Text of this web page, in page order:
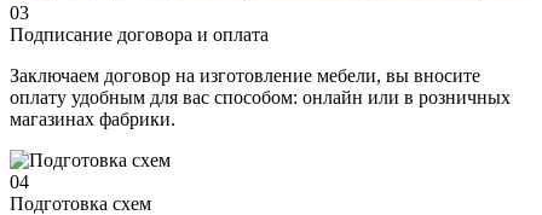
03
Подписание договора и оплата
Заключаем договор на изготовление мебели, вы вносите
оплату удобным для вас способом: онлайн или в розничных
магазинах фабрики.
04
Подготовка схем